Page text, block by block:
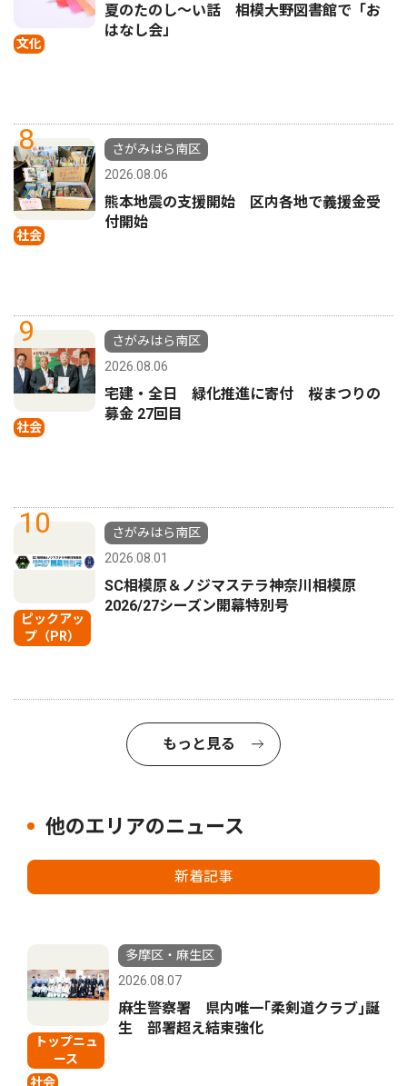
文化
夏のたのし〜い話 相模大野図書館で「お
はなし会」
8
社会
さがみはら南区
2026.08.06
熊本地震の支援開始 区内各地で義援金受
付開始
9
社会
さがみはら南区
2026.08.06
宅建・全日 緑化推進に寄付 桜まつりの
募金 27回目
10
ピックアッ
プ（PR）
さがみはら南区
2026.08.01
SC相模原＆ノジマステラ神奈川相模原
2026/27シーズン開幕特別号
もっと見る
他のエリアのニュース
新着記事
トップニュ
ース
社会
多摩区・麻生区
2026.08.07
麻生警察署 県内唯一｢柔剣道クラブ｣誕
生 部署超え結束強化